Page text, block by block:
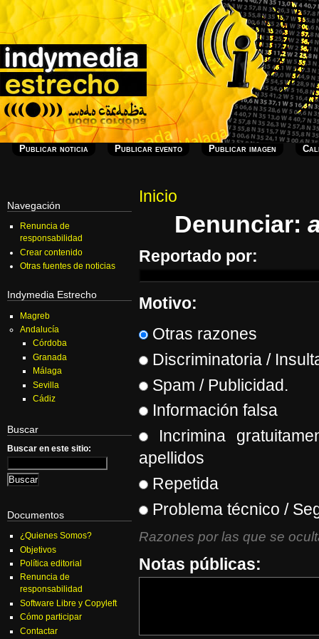
Inicio
Denunciar:
Reportado por:
Motivo:
Otras razones
Discriminatoria /
Spam / Publicidad.
Información falsa
Incrimina
apellidos
Repetida
Problema técnico /
Razones por las que se
Notas públicas:
Publicar noticia Publicar evento Publicar imagen
Navegación
Renuncia de
responsabilidad
Crear contenido
Otras fuentes de noticias
Indymedia Estrecho
Magreb
Andalucía
Córdoba
Granada
Málaga
Sevilla
Cádiz
Buscar
Buscar en este sitio:
Documentos
¿Quienes Somos?
Objetivos
Política editorial
Renuncia de
responsabilidad
Software Libre y Copyleft
Cómo participar
Contactar